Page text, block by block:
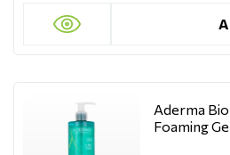
Aderma
Foaming